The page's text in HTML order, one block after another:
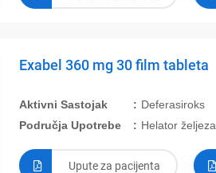
Exabel 360 mg 30 film tableta
Aktivni Sastojak
Deferasiroks
Područja Upotrebe
Helator željeza
Upute za pacijenta